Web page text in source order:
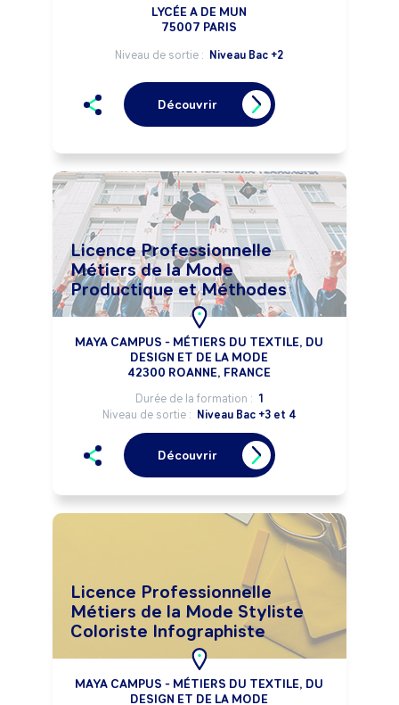
LYCÉE A DE MUN
75007 PARIS
Niveau de sortie : Niveau Bac +2
Découvrir
Licence Professionnelle
Métiers de la Mode
Productique et Méthodes
MAYA CAMPUS - MÉTIERS DU TEXTILE, DU
DESIGN ET DE LA MODE
42300 ROANNE, FRANCE
Durée de la formation : 1
Niveau de sortie : Niveau Bac +3 et 4
Découvrir
Licence Professionnelle
Métiers de la Mode Styliste
Coloriste Infographiste
MAYA CAMPUS - MÉTIERS DU TEXTILE, DU
DESIGN ET DE LA MODE